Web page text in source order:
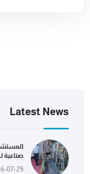
Latest News
صناعية لـ51 من المصابين
07-29